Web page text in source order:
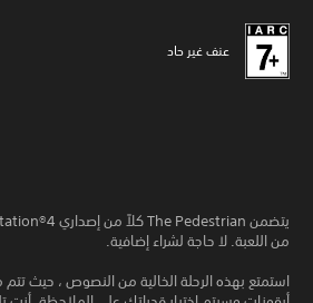
عنف غير حاد
من اللعبة. لا حاجة لشراء إضافية.
استمتع بهذه الرحلة الخالية من النصوص ، حيث